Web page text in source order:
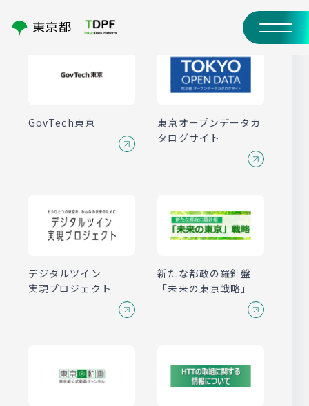
GovTech東京 東京オープンデータ カ
タログサイト
デジタルツイン
実現プロジェクト
新たな都政の羅針盤
「未来の東京戦略」